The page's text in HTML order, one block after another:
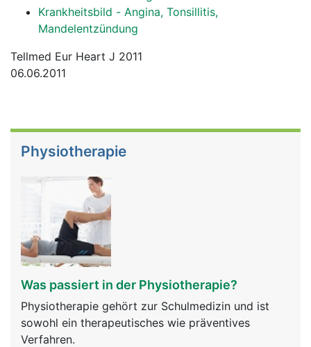
Krankheitsbild - Angina, Tonsillitis,
Mandelentzündung
Tellmed Eur Heart J 2011
06.06.2011
Physiotherapie
Was passiert in der Physiotherapie?
Physiotherapie gehört zur Schulmedizin und ist
sowohl ein therapeutisches wie präventives
Verfahren.